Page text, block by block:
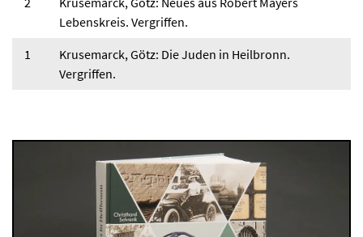
Lebenskreis. Vergriffen.
1
Krusemarck, Götz: Die Juden in Heilbronn.
Vergriffen.